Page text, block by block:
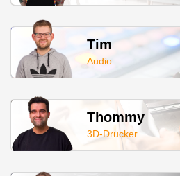
Tim
Audio
Thommy
3D-Drucker